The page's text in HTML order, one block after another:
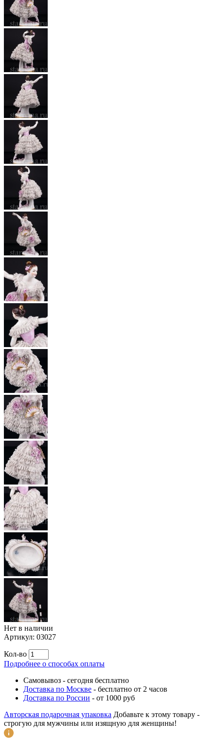
Нет в наличии
Артикул: 03027
Кол-во
Подробнее о способах оплаты
Самовывоз - сегодня бесплатно
Доставка по Москве - бесплатно от 2 часов
Доставка по России - от 1000 руб
Авторская подарочная упаковка Добавьте к этому товару -
строгую для мужчины или изящную для женщины!